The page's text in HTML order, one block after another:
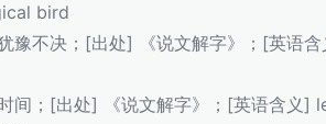
bird
豫不决；[出处] 《说文解字》；[英语
间；[出处] 《说文解字》；[英语含义]